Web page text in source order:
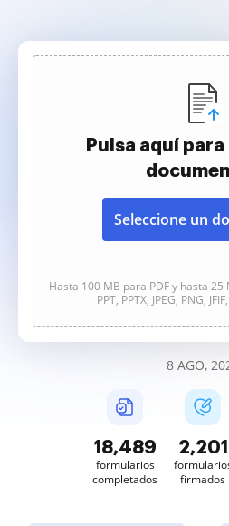
Pulsa aquí
Seleccione un
Hasta 100 MB para PDF y hasta 25
PPT, PPTX, JPEG, PNG,
8 AGO,
18,490
formularios
completados
2,201
firmados